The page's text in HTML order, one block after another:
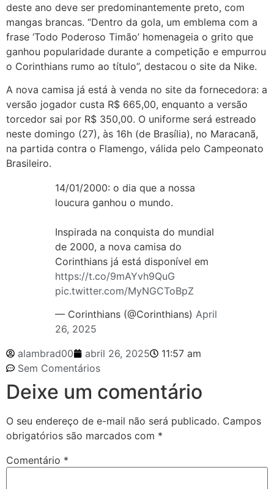
deste ano deve ser predominantemente preto, com
mangas brancas. “Dentro da gola, um emblema com a
frase ‘Todo Poderoso Timão’ homenageia o grito que
ganhou popularidade durante a competição e empurrou
o Corinthians rumo ao título”, destacou o site da Nike.
A nova camisa já está à venda no site da fornecedora: a
versão jogador custa R$ 665,00, enquanto a versão
torcedor sai por R$ 350,00. O uniforme será estreado
neste domingo (27), às 16h (de Brasília), no Maracanã,
na partida contra o Flamengo, válida pelo Campeonato
Brasileiro.
14/01/2000: o dia que a nossa
loucura ganhou o mundo.
Inspirada na conquista do mundial
de 2000, a nova camisa do
Corinthians já está disponível em
https://t.co/9mAYvh9QuG
pic.twitter.com/MyNGCToBpZ
— Corinthians (@Corinthians) April
26, 2025
alambrad00
abril 26, 2025
11:57 am
Sem Comentários
Deixe um comentário
O seu endereço de e-mail não será publicado. Campos
obrigatórios são marcados com *
Comentário *